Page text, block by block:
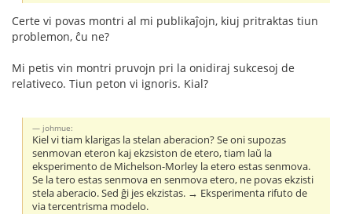
Certe vi povas montri al mi publikaĵojn, kiuj pritraktas tiun
problemon, ĉu ne?
Mi petis vin montri pruvojn pri la onidiraj sukcesoj de
relativeco. Tiun peton vi ignoris. Kial?
johmue:
Kiel vi tiam klarigas la stelan aberacion? Se oni supozas
senmovan eteron kaj ekzsiston de etero, tiam laŭ la
eksperimento de Michelson-Morley la etero estas senmova.
Se la tero estas senmova en senmova etero, ne povas ekzisti
stela aberacio. Sed ĝi jes ekzistas. → Eksperimenta rifuto de
via tercentrisma modelo.